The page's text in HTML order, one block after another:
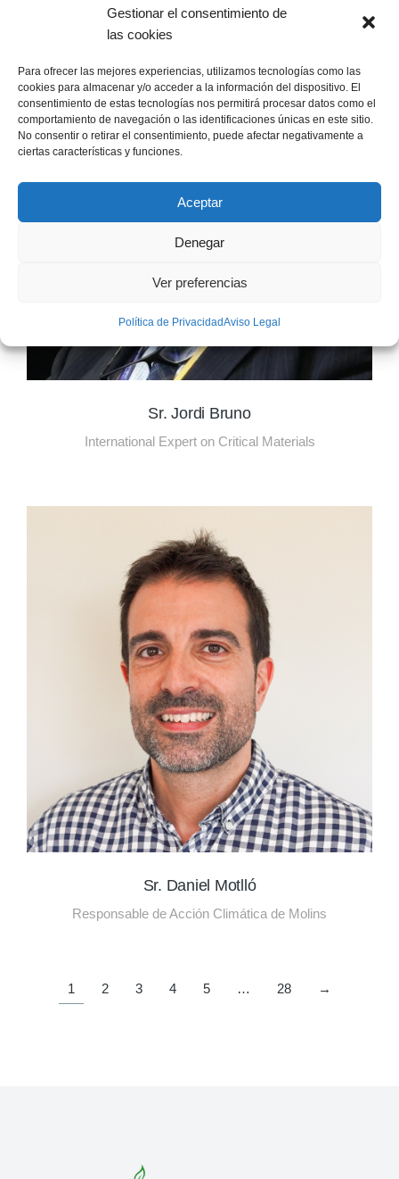
Gestionar el consentimiento de
las cookies
Para ofrecer las mejores experiencias, utilizamos tecnologías como las
cookies para almacenar y/o acceder a la información del dispositivo. El
consentimiento de estas tecnologías nos permitirá procesar datos como el
comportamiento de navegación o las identificaciones únicas en este sitio.
No consentir o retirar el consentimiento, puede afectar negativamente a
ciertas características y funciones.
Aceptar
Denegar
Ver preferencias
Política de PrivacidadAviso Legal
Sr. Jordi Bruno
International Expert on Critical Materials
Sr. Daniel Motlló
Responsable de Acción Climática de Molins
1 2 3 4 5 … 28 →